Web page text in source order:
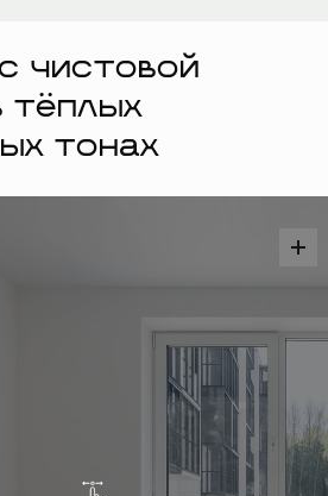
чистовой
тёплых
тонах